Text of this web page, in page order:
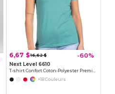
6,67 $16,62 $ -60%
Next Level 6610
T-shirt Confort Coton-Polyester Premium
+18 Couleurs